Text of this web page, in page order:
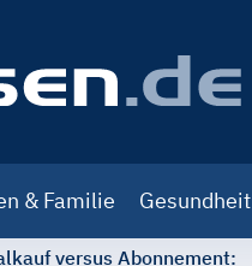
& Familie Gesundheit
versus Abonnement: